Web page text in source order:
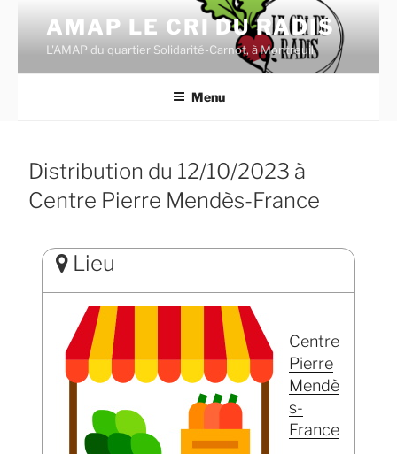
contenu
principal
AMAP LE CRI DU RADIS
L'AMAP du quartier Solidarité-Carnot, à Montreuil.
Menu
Distribution du 12/10/2023 à
Centre Pierre Mendès-France
Lieu
Centre
Pierre
Mendè
s-
France